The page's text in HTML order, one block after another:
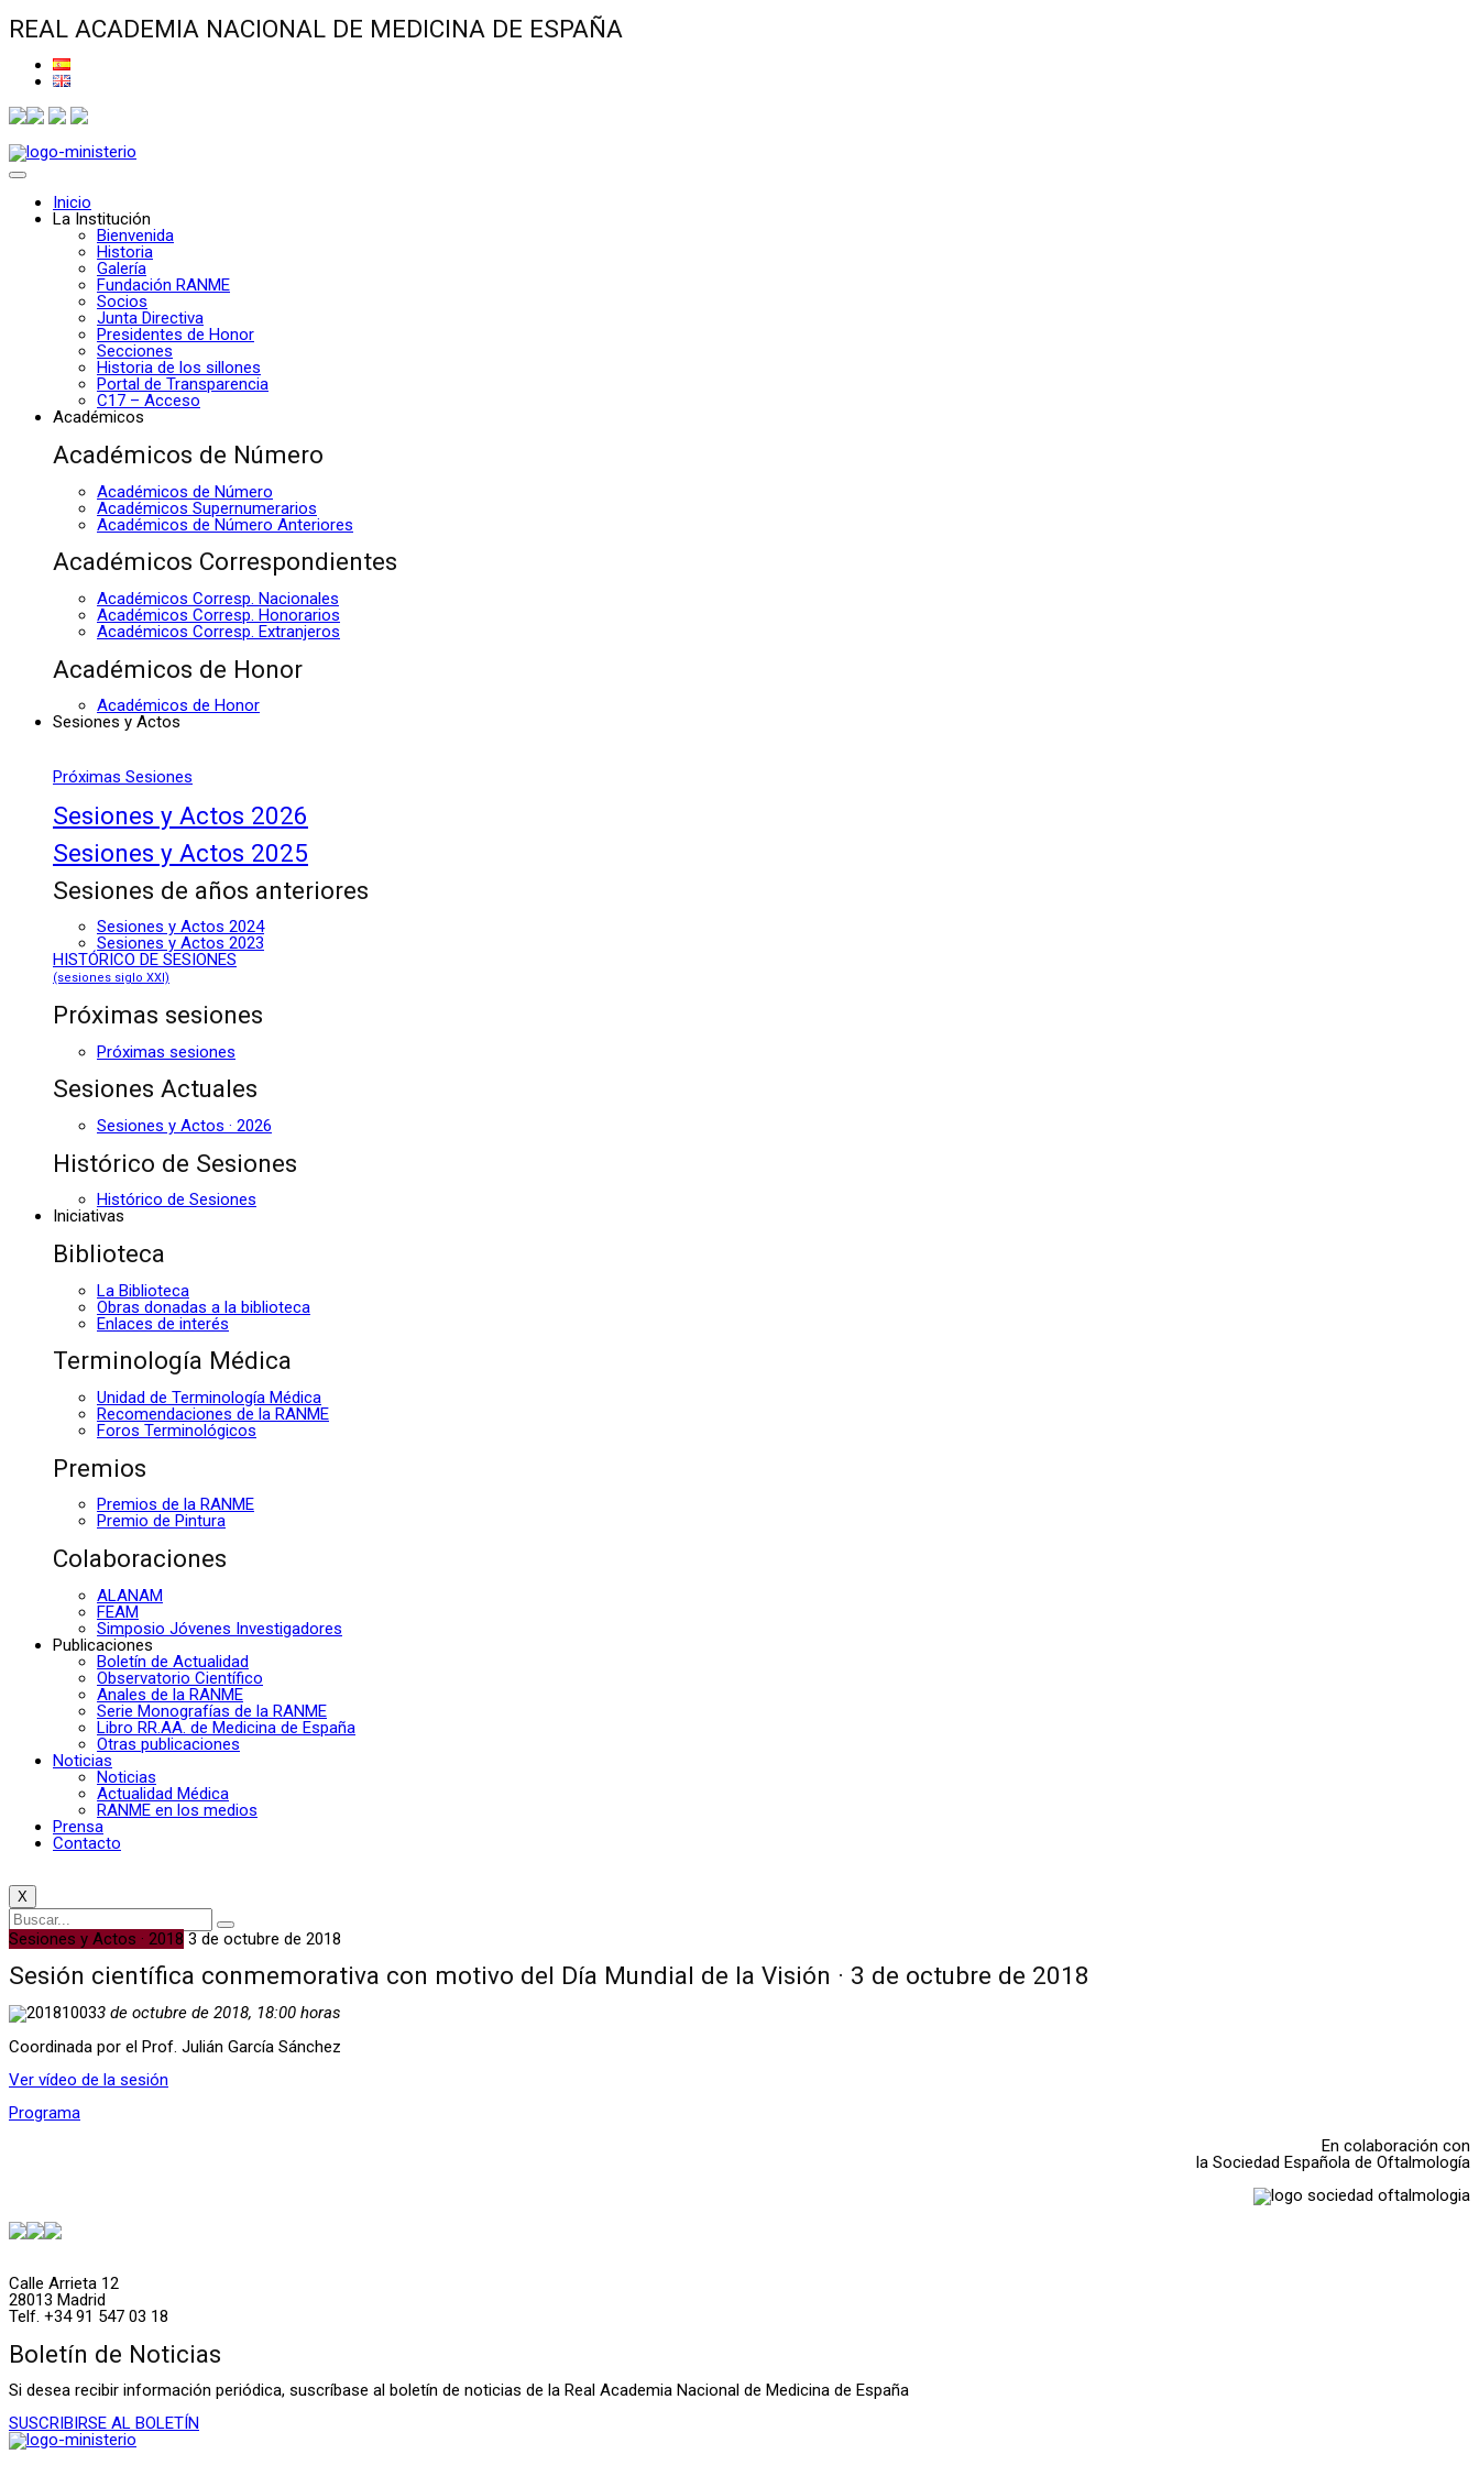
REAL ACADEMIA NACIONAL DE MEDICINA DE ESPAÑA
Inicio
La Institución
Bienvenida
Historia
Galería
Fundación RANME
Socios
Junta Directiva
Presidentes de Honor
Secciones
Historia de los sillones
Portal de Transparencia
C17 – Acceso
Académicos
Académicos de Número
Académicos de Número
Académicos Supernumerarios
Académicos de Número Anteriores
Académicos Correspondientes
Académicos Corresp. Nacionales
Académicos Corresp. Honorarios
Académicos Corresp. Extranjeros
Académicos de Honor
Académicos de Honor
Sesiones y Actos
Próximas Sesiones
Sesiones y Actos 2026
Sesiones y Actos 2025
Sesiones de años anteriores
Sesiones y Actos 2024
Sesiones y Actos 2023
HISTÓRICO DE SESIONES
(sesiones siglo XXI)
Próximas sesiones
Próximas sesiones
Sesiones Actuales
Sesiones y Actos · 2026
Histórico de Sesiones
Histórico de Sesiones
Iniciativas
Biblioteca
La Biblioteca
Obras donadas a la biblioteca
Enlaces de interés
Terminología Médica
Unidad de Terminología Médica
Recomendaciones de la RANME
Foros Terminológicos
Premios
Premios de la RANME
Premio de Pintura
Colaboraciones
ALANAM
FEAM
Simposio Jóvenes Investigadores
Publicaciones
Boletín de Actualidad
Observatorio Científico
Anales de la RANME
Serie Monografías de la RANME
Libro RR.AA. de Medicina de España
Otras publicaciones
Noticias
Noticias
Actualidad Médica
RANME en los medios
Prensa
Contacto
X
Sesiones y Actos · 2018 3 de octubre de 2018
Sesión científica conmemorativa con motivo del Día Mundial de la Visión · 3 de octubre de 2018
3 de octubre de 2018, 18:00 horas
Coordinada por el Prof. Julián García Sánchez
Ver vídeo de la sesión
Programa
En colaboración con
la Sociedad Española de Oftalmología
Calle Arrieta 12
28013 Madrid
Telf. +34 91 547 03 18
Boletín de Noticias
Si desea recibir información periódica, suscríbase al boletín de noticias de la Real Academia Nacional de Medicina de España
SUSCRIBIRSE AL BOLETÍN